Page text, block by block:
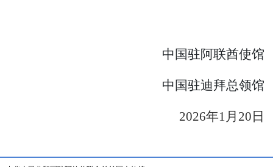
中国驻阿联酋使馆
中国驻迪拜总领馆
2026年1月20日